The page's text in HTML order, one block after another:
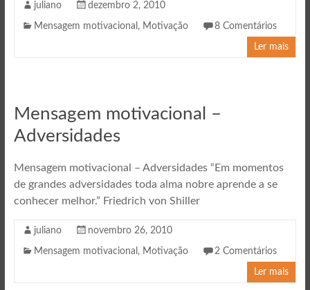
juliano dezembro 2, 2010
Mensagem motivacional , Motivação 8 Comentários
Ler mais
Mensagem motivacional –
Adversidades
Mensagem motivacional – Adversidades “Em momentos
de grandes adversidades toda alma nobre aprende a se
conhecer melhor.” Friedrich von Shiller
juliano novembro 26, 2010
Mensagem motivacional , Motivação 2 Comentários
Ler mais